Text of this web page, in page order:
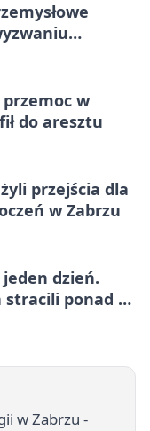
przemoc w
do aresztu
przejścia dla
w Zabrzu
dzień.
stracili ponad 6
w Zabrzu -